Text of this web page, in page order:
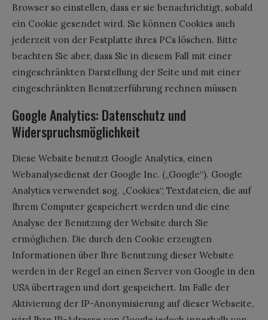
Browser so einstellen, dass er sie benachrichtigt, sobald
ein Cookie gesendet wird. Sie können Cookies auch
jederzeit von der Festplatte ihres PCs löschen. Bitte
beachten Sie aber, dass Sie in diesem Fall mit einer
eingeschränkten Darstellung der Seite und mit einer
eingeschränkten Benutzerführung rechnen müssen
Google Analytics: Datenschutz und
Widerspruchsmöglichkeit
Diese Website benutzt Google Analytics, einen
Webanalysedienst der Google Inc. („Google“). Google
Analytics verwendet sog. „Cookies“, Textdateien, die auf
Ihrem Computer gespeichert werden und die eine
Analyse der Benutzung der Website durch Sie
ermöglichen. Die durch den Cookie erzeugten
Informationen über Ihre Benutzung dieser Website
werden in der Regel an einen Server von Google in den
USA übertragen und dort gespeichert. Im Falle der
Aktivierung der IP-Anonymisierung auf dieser Webseite,